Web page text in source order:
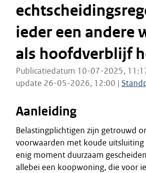
ieder een andere
als hoofdverblijf
Publicatiedatum 10-07-2025,
update 26-05-2026, 12:00 |
Aanleiding
Belastingplichtigen zijn getrouwd
voorwaarden met koude uitsluiting
enig moment duurzaam
allebei een koopwoning, die voor